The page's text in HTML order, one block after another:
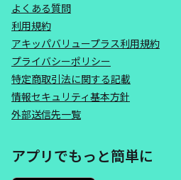
よくある質問
利用規約
アキッパバリュープラス利用規約
プライバシーポリシー
特定商取引法に関する記載
情報セキュリティ基本方針
外部送信先一覧
アプリでもっと簡単に